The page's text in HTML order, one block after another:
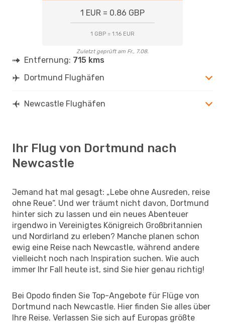
1 EUR = 0.86 GBP
1 GBP = 1.16 EUR
Zuletzt geprüft am Fr., 7.08.
Entfernung: 715 kms
Dortmund Flughäfen
Newcastle Flughäfen
Ihr Flug von Dortmund nach
Newcastle
Jemand hat mal gesagt: „Lebe ohne Ausreden, reise
ohne Reue“. Und wer träumt nicht davon, Dortmund
hinter sich zu lassen und ein neues Abenteuer
irgendwo in Vereinigtes Königreich Großbritannien
und Nordirland zu erleben? Manche planen schon
ewig eine Reise nach Newcastle, während andere
vielleicht noch nach Inspiration suchen. Wie auch
immer Ihr Fall heute ist, sind Sie hier genau richtig!
Bei Opodo finden Sie Top-Angebote für Flüge von
Dortmund nach Newcastle. Hier finden Sie alles über
Ihre Reise. Verlassen Sie sich auf Europas größte